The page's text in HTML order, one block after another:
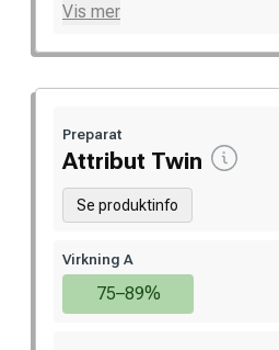
Vis mer
Preparat
Attribut Twin
Se produktinfo
Virkning A
75–89%